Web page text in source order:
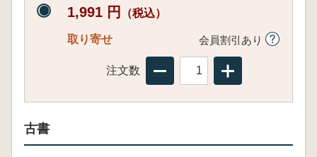
1,991 円 （税込）
取り寄せ 会員割引あり
注文数
古書